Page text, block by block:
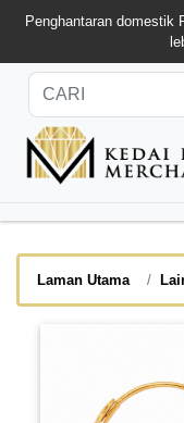
Penghantaran domestik
Laman Utama